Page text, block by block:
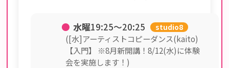
● 水曜19:25〜20:25 studio8
([水]アーティストコピーダンス(kaito)
【入門】 ※8月新開講！8/12(水)に体験
会を実施します！)